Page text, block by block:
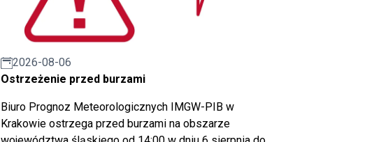
2026-08-06
Ostrzeżenie przed burzami
Biuro Prognoz Meteorologicznych IMGW-PIB w
Krakowie ostrzega przed burzami na obszarze